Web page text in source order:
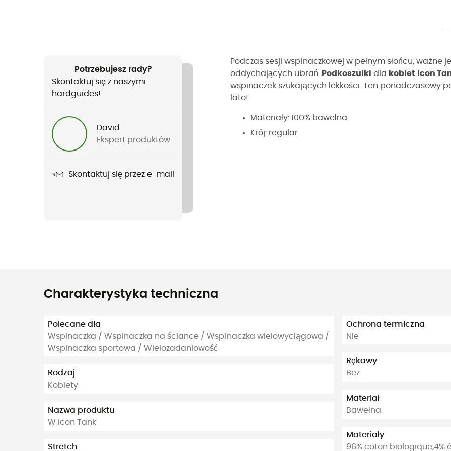
Potrzebujesz rady?
Skontaktuj się z naszymi
hardguides!
David
Ekspert produktów
Skontaktuj się przez e-mail
Podczas sesji wspinaczkowej w pełnym słońcu,
oddychających ubrań.
Podkoszulki dla kobiet Icon
wspinaczek szukających lekkości. Ten ponadczasowy
lato!
Materiały: 100% bawełna
Krój: regular
Charakterystyka techniczna
Polecane dla
Wspinaczka / Wspinaczka na ściance / Wspinaczka wielowyciągowa /
Wspinaczka sportowa / Wielozadaniowość
Rodzaj
Kobiety
Nazwa produktu
W Icon Tank
Stretch
Ochrona termiczna
Nie
Rękawy
Bez
Materiał
Bawełna
Materiały
96% coton biologique,4%